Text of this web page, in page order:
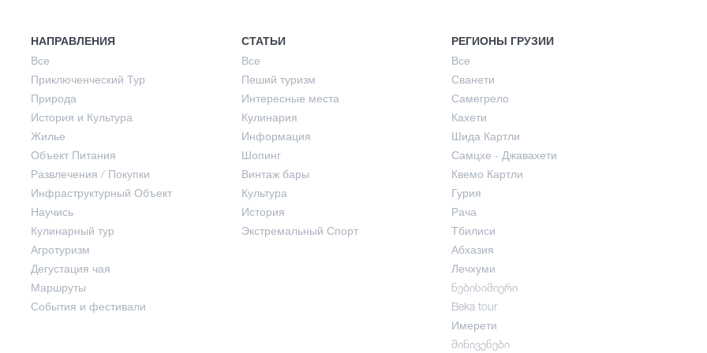
Жилье
Научись
Осень
НАПРАВЛЕНИЯ
Все
Приключенческий Тур
Природа
История и Культура
Жилье
Объект Питания
Развлечения / Покупки
Инфраструктурный Объект
Научись
Кулинарный тур
Агротуризм
Дегустация чая
Маршруты
События и фестивали
СТАТЬИ
Все
Пеший туризм
Интересные места
Кулинария
Информация
Шопинг
Винтаж бары
Культура
История
Экстремальный Спорт
РЕГИОНЫ ГРУЗИИ
Все
Сванети
Самегрело
Кахети
Шида Картли
Самцхе - Джавахети
Квемо Картли
Гурия
Рача
Тбилиси
Абхазия
Лечхуми
ნებისიმიერი
Beka tour
Имерети
მინივენები